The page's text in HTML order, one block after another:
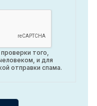
того,
и для
отправки спама.